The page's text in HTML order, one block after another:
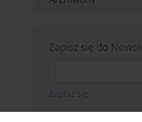
Zapisz się do